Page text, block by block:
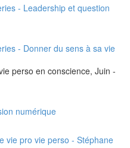
- Leadership et question
- Donner du sens à sa vie
perso en conscience, Juin -
numérique
vie pro vie perso - Stéphane